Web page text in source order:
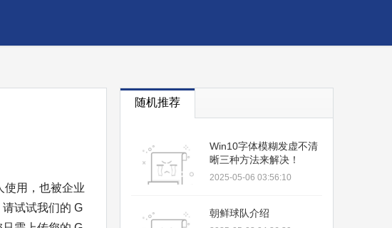
使用，也被企业
试试我们的 G
随机推荐
Win10字体模糊发虚不清
晰三种方法来解决！
2025-05-06 03:56:10
朝鲜球队介绍